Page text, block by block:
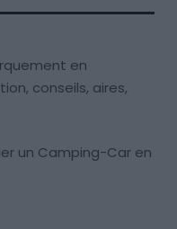
en
conseils, aires,
un Camping-Car en